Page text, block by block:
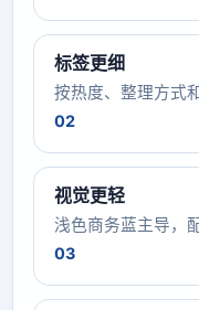
标签更细
按热度、整理方式
02
视觉更轻
浅色商务蓝主导，
03